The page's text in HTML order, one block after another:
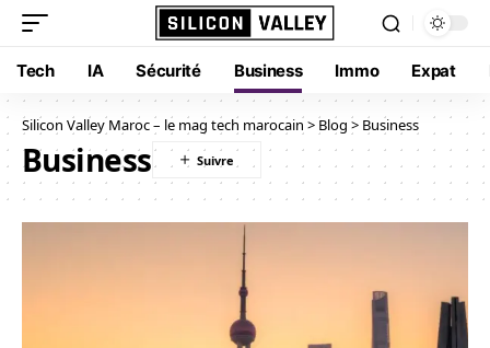
Tech IA Sécurité Business Immo Expat
Silicon Valley Maroc – le mag tech marocain>Blog > Business
Business